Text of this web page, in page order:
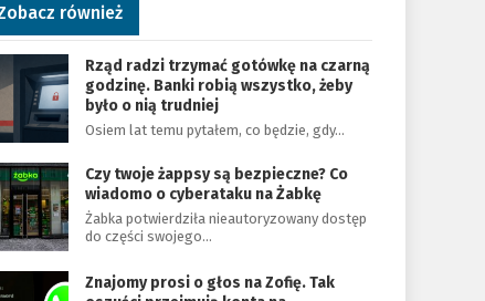
również
Rząd radzi trzymać gotówkę na czarną
godzinę. Banki robią wszystko, żeby
było o nią trudniej
Osiem lat temu pytałem, co będzie, gdy…
Czy twoje żappsy są bezpieczne? Co
wiadomo o cyberataku na Żabkę
Żabka potwierdziła nieautoryzowany dostęp
do części swojego…
Znajomy prosi o głos na Zofię. Tak